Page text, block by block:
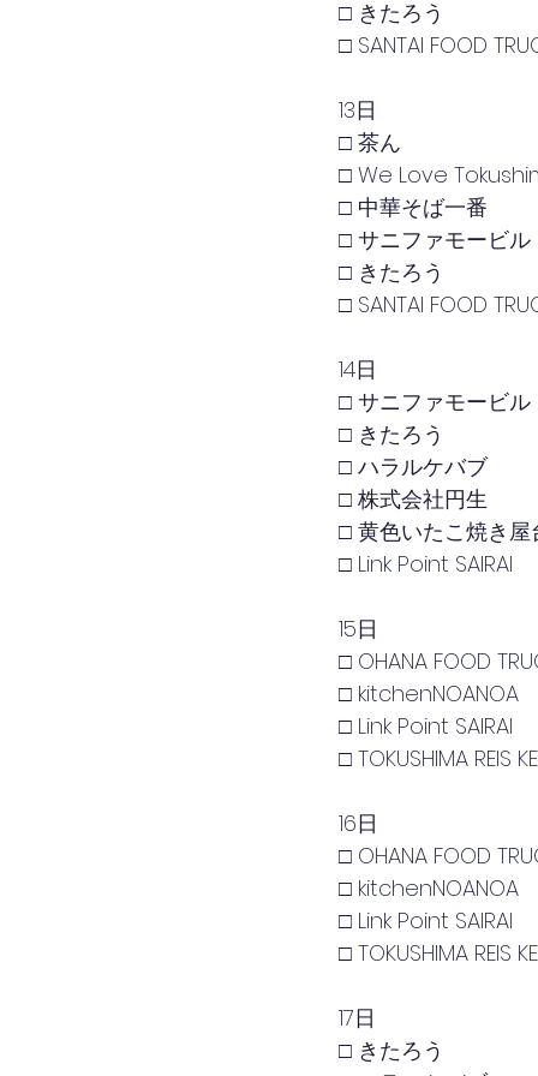
□ きたろう
□ SANTAI FOOD
13日
□ 茶ん
□ We Love
□ 中華そば一番
□ サニファモービル
□ きたろう
□ SANTAI FOOD
14日
□ サニファモービル
□ きたろう
□ ハラルケバブ
□ 株式会社円生
□ 黄色いたこ焼き屋
□ Link Point SAIRAI
15日
□ OHANA FOOD
□ kitchenNOANOA
□ Link Point SAIRAI
□ TOKUSHIMA REIS
16日
□ OHANA FOOD
□ kitchenNOANOA
□ Link Point SAIRAI
□ TOKUSHIMA REIS
17日
□ きたろう